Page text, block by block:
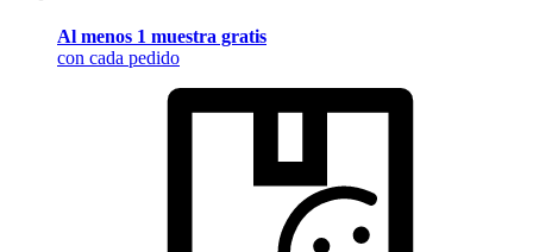
Al menos 1 muestra gratis
con cada pedido